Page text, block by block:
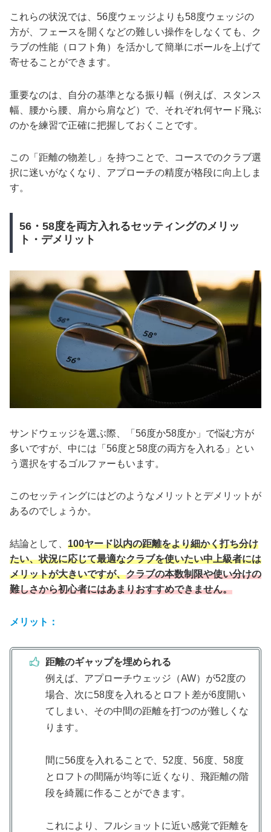
これらの状況では、56度ウェッジよりも58度ウェッジの
方が、フェースを開くなどの難しい操作をしなくても、ク
ラブの性能（ロフト角）を活かして簡単にボールを上げて
寄せることができます。
重要なのは、自分の基準となる振り幅（例えば、スタンス
幅、腰から腰、肩から肩など）で、それぞれ何ヤード飛ぶ
のかを練習で正確に把握しておくことです。
この「距離の物差し」を持つことで、コースでのクラブ選
択に迷いがなくなり、アプローチの精度が格段に向上しま
す。
56・58度を両方入れるセッティングのメリッ
ト・デメリット
サンドウェッジを選ぶ際、「56度か58度か」で悩む方が
多いですが、中には「56度と58度の両方を入れる」とい
う選択をするゴルファーもいます。
このセッティングにはどのようなメリットとデメリットが
あるのでしょうか。
結論として、 100ヤード以内の距離をより細かく打ち分け
たい、状況に応じて最適なクラブを使いたい中上級者には
メリットが大きいですが、クラブの本数制限や使い分けの
難しさから初心者にはあまりおすすめできません。
メリット：
距離のギャップを埋められる
例えば、アプローチウェッジ（AW）が52度の
場合、次に58度を入れるとロフト差が6度開い
てしまい、その中間の距離を打つのが難しくな
ります。
間に56度を入れることで、52度、56度、58度
とロフトの間隔が均等に近くなり、飛距離の階
段を綺麗に作ることができます。
これにより、フルショットに近い感覚で距離を